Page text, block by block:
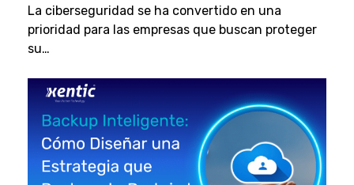
La ciberseguridad se ha convertido en una
prioridad para las empresas que buscan proteger
su…